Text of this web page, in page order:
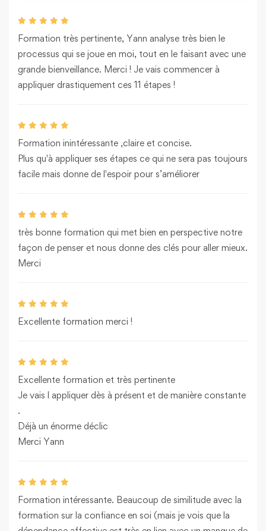
Formation très pertinente, Yann analyse très bien le
processus qui se joue en moi, tout en le faisant avec une
grande bienveillance. Merci ! Je vais commencer à
appliquer drastiquement ces 11 étapes !
Formation inintéressante ,claire et concise.
Plus qu'à appliquer ses étapes ce qui ne sera pas toujours
facile mais donne de l'espoir pour s’améliorer
très bonne formation qui met bien en perspective notre
façon de penser et nous donne des clés pour aller mieux.
Merci
Excellente formation merci !
Excellente formation et très pertinente
Je vais l appliquer dès à présent et de manière constante
.
Déjà un énorme déclic
Merci Yann
Formation intéressante. Beaucoup de similitude avec la
formation sur la confiance en soi (mais je vois que la